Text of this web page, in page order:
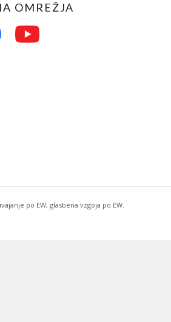
OMREŽJA
po EW, glasbena vzgoja po EW.